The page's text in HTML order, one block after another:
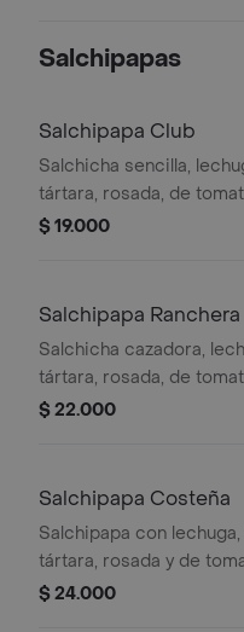
Salchipapas
Salchipapa Club
Salchicha sencilla,
tártara, rosada, de
costeño, papa cabello de
$ 19.000
Salchipapa Ranchera
Salchicha cazadora,
tártara, rosada, de
costeño, papa cabello de
$ 22.000
Salchipapa Costeña
Salchipapa con lechuga,
tártara, rosada y de
costeño, papa cabello de
$ 24.000